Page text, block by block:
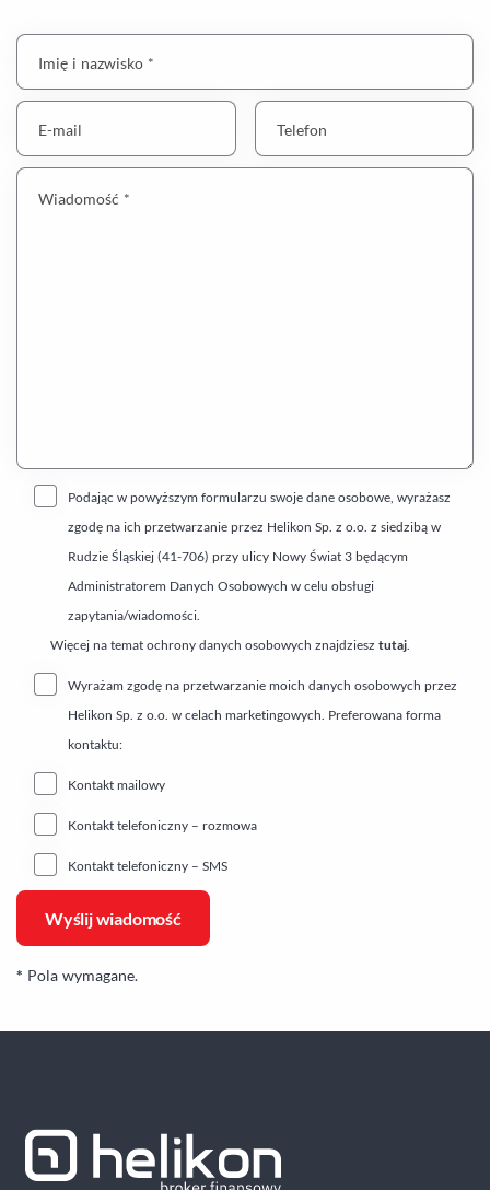
Imię i nazwisko *
E-mail Telefon
Wiadomość *
Podając w powyższym formularzu swoje dane osobowe, wyrażasz
zgodę na ich przetwarzanie przez Helikon Sp. z o.o. z siedzibą w
Rudzie Śląskiej (41-706) przy ulicy Nowy Świat 3 będącym
Administratorem Danych Osobowych w celu obsługi
zapytania/wiadomości.
Więcej na temat ochrony danych osobowych znajdziesz tutaj.
Wyrażam zgodę na przetwarzanie moich danych osobowych przez
Helikon Sp. z o.o. w celach marketingowych. Preferowana forma
kontaktu:
Kontakt mailowy
Kontakt telefoniczny – rozmowa
Kontakt telefoniczny – SMS
* Pola wymagane.